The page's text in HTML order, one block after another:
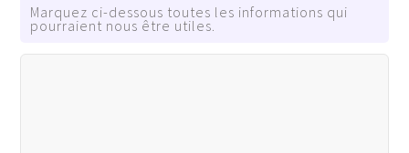
Marquez ci-dessous toutes les informations qui
pourraient nous être utiles.